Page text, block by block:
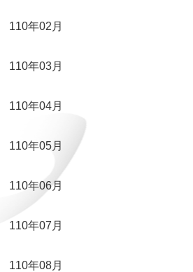
110年02月
110年03月
110年04月
110年05月
110年06月
110年07月
110年08月